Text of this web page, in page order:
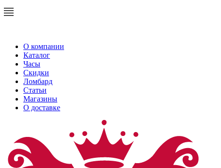
О компании
Каталог
Часы
Скидки
Ломбард
Статьи
Магазины
О доставке